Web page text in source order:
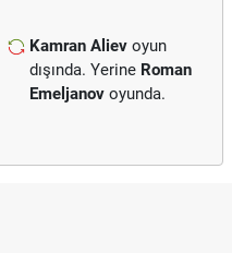
Kamran Aliev oyun
dışında. Yerine Roman
Emeljanov oyunda.